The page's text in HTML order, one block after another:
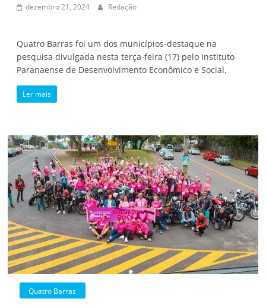
dezembro 21, 2024 Redação
Quatro Barras foi um dos municípios-destaque na
pesquisa divulgada nesta terça-feira (17) pelo Instituto
Paranaense de Desenvolvimento Econômico e Social,
Ler mais
Quatro Barras